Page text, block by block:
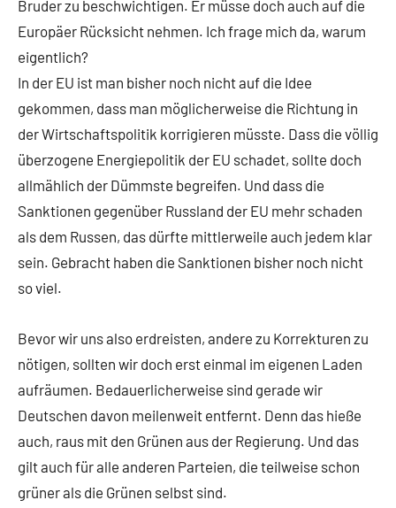
Bruder zu beschwichtigen. Er müsse doch auch auf die
Europäer Rücksicht nehmen. Ich frage mich da, warum
eigentlich?
In der EU ist man bisher noch nicht auf die Idee
gekommen, dass man möglicherweise die Richtung in
der Wirtschaftspolitik korrigieren müsste. Dass die völlig
überzogene Energiepolitik der EU schadet, sollte doch
allmählich der Dümmste begreifen. Und dass die
Sanktionen gegenüber Russland der EU mehr schaden
als dem Russen, das dürfte mittlerweile auch jedem klar
sein. Gebracht haben die Sanktionen bisher noch nicht
so viel.
Bevor wir uns also erdreisten, andere zu Korrekturen zu
nötigen, sollten wir doch erst einmal im eigenen Laden
aufräumen. Bedauerlicherweise sind gerade wir
Deutschen davon meilenweit entfernt. Denn das hieße
auch, raus mit den Grünen aus der Regierung. Und das
gilt auch für alle anderen Parteien, die teilweise schon
grüner als die Grünen selbst sind.